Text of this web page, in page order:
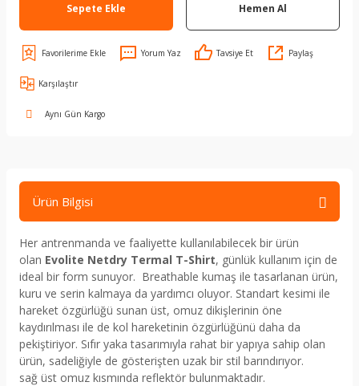
Sepete Ekle Hemen Al
Yorum Yaz Tavsiye Et Paylaş
Karşılaştır
Aynı Gün Kargo
Ürün Bilgisi
Her antrenmanda ve faaliyette kullanılabilecek bir ürün
olan Evolite Netdry Termal T-Shirt, günlük kullanım için de
ideal bir form sunuyor. Breathable kumaş ile tasarlanan ürün,
kuru ve serin kalmaya da yardımcı oluyor. Standart kesimi ile
hareket özgürlüğü sunan üst, omuz dikişlerinin öne
kaydırılması ile de kol hareketinin özgürlüğünü daha da
pekiştiriyor. Sıfır yaka tasarımıyla rahat bir yapıya sahip olan
ürün, sadeliğiyle de gösterişten uzak bir stil barındırıyor.
sağ üst omuz kısmında reflektör bulunmaktadır.